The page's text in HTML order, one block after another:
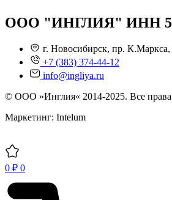
ООО "ИНГЛИЯ" ИНН
г. Новосибирск, пр.
+7 (383) 374-44-12
info@ingliya.ru
© ООО »Инглия« 2014-2025. Все
Маркетинг: Intelum
0 ₽ 0